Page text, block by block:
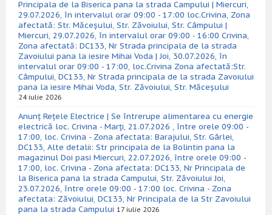
Principala de la Biserica pana la strada Campului | Miercuri,
29.07.2026, în intervalul orar 09:00 - 17:00 loc.Crivina, Zona
afectată: Str. Măceșului, Str. Zăvoiului, Str. Câmpului |
Miercuri, 29.07.2026, în intervalul orar 09:00 - 16:00 Crivina,
Zona afectată: DC133, Nr Strada principala de la strada
Zavoiului pana la iesire Mihai Voda | Joi, 30.07.2026, în
intervalul orar 09:00 - 17:00, loc.Crivina Zona afectată:Str.
Câmpului, DC133, Nr Strada principala de la strada Zavoiului
pana la iesire Mihai Voda, Str. Zăvoiului, Str. Măceșului
24 iulie 2026
Anunț Rețele Electrice | Se întrerupe alimentarea cu energie
electrică loc. Crivina - Marți, 21.07.2026 , între orele 09:00 -
17:00, loc. Crivina - Zona afectata: Barajului, Str. Gârlei,
DC133, Alte detalii: Str principala de la Bolintin pana la
magazinul Doi pasi Miercuri, 22.07.2026, între orele 09:00 -
17:00, loc. Crivina - Zona afectata: DC133, Nr Principala de
la Biserica pana la strada Campului, Str. Zăvoiului Joi,
23.07.2026, între orele 09:00 - 17:00 loc. Crivina - Zona
afectata: Zăvoiului, DC133, Nr Principala de la Str Zavoiului
pana la strada Campului 17 iulie 2026